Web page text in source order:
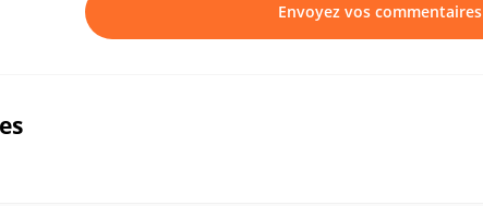
Envoyez vos commentaires